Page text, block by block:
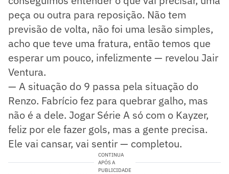
peça ou outra para reposição. Não tem
previsão de volta, não foi uma lesão simples,
acho que teve uma fratura, então temos que
esperar um pouco, infelizmente — revelou Jair
Ventura.
— A situação do 9 passa pela situação do
Renzo. Fabrício fez para quebrar galho, mas
não é a dele. Jogar Série A só com o Kayzer,
feliz por ele fazer gols, mas a gente precisa.
Ele vai cansar, vai sentir — completou.
CONTINUA
APÓS A
PUBLICIDADE